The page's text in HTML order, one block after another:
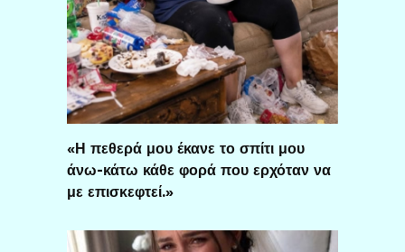
«Η πεθερά μου έκανε το σπίτι μου
άνω-κάτω κάθε φορά που ερχόταν να
με επισκεφτεί.»